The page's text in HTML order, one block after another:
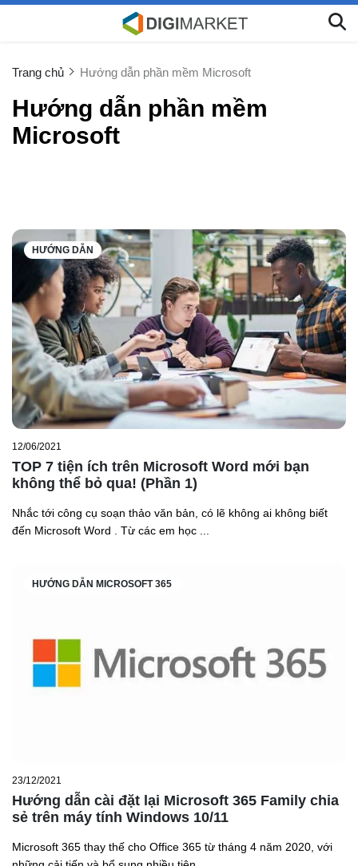
Trang chủ Hướng dẫn phần mềm Microsoft
Hướng dẫn phần mềm
Microsoft
HƯỚNG DẪN
12/06/2021
TOP 7 tiện ích trên Microsoft Word mới bạn
không thể bỏ qua! (Phần 1)
Nhắc tới công cụ soạn thảo văn bản, có lẽ không ai không biết
đến Microsoft Word . Từ các em học ...
HƯỚNG DẪN MICROSOFT 365
23/12/2021
Hướng dẫn cài đặt lại Microsoft 365 Family chia
sẻ trên máy tính Windows 10/11
Microsoft 365 thay thế cho Office 365 từ tháng 4 năm 2020, với